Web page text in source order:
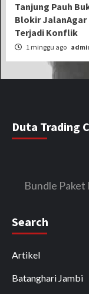
Tanjung Pauh
Blokir JalanAgar
Terjadi Konflik
1 minggu ago
Duta Trading
Bundle Paket
Search
Artikel
Batanghari Jambi